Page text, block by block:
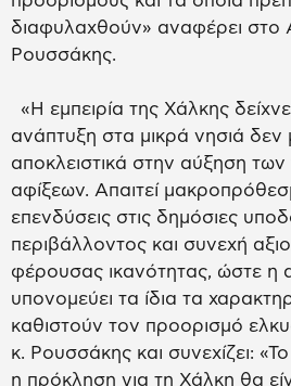
διαφυλαχθούν» αναφέρει
Ρουσσάκης.
«Η εμπειρία της Χάλκης
ανάπτυξη στα μικρά νησιά δεν
αποκλειστικά στην αύξηση των
αφίξεων. Απαιτεί
επενδύσεις στις δημόσιες
περιβάλλοντος και συνεχή
φέρουσας ικανότητας, ώστε η
υπονομεύει τα ίδια τα
καθιστούν τον προορισμό
κ. Ρουσσάκης και συνεχίζει:
η πρόκληση για τη Χάλκη θα